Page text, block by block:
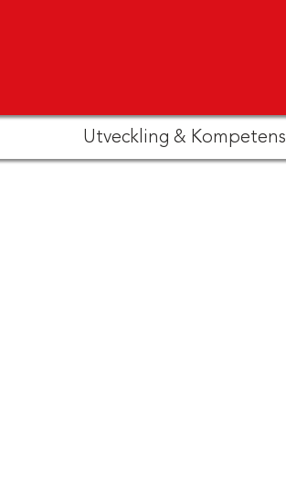
Utveckling & Kompetens